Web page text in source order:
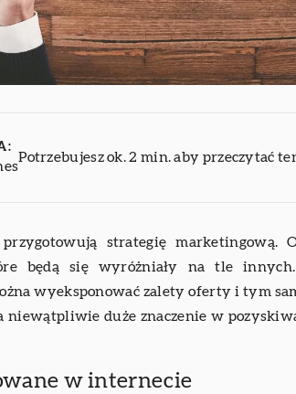
Potrzebujesz ok. 2 min. aby przeczytać
strategię marketingową.
będą się wyróżniały na tle
wyeksponować zalety oferty i tym
niewątpliwie duże znaczenie w
w internecie